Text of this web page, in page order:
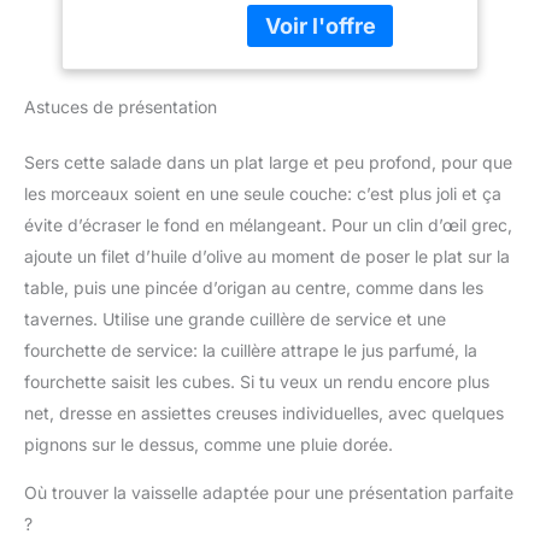
chargées; Des matériaux
durables pour des
années de tranchage
à sa conception adaptée
au lave-vaisselle, notre
presse-citron se nettoie
hygiénique. 🍋 EN ACIER
INOXYDABLE ET
ANTROUILLE – Notre
presse-citron vert est
fabriqué en acier
inoxydable de haute
qualité, résistant à la
corrosion, pour garantir
une longue durée de vie
🍋 QUALITÉ SUPÉRIEURE
– Notre presse-agrumes
matériaux de qualité et
Oranges Agrumes,
Compatible Lave-
Vaisselle (Capacité
inoxydable de qualité
alimentaire, sûr et sans
rend adapté à une
utilisation à long terme.
【Taille Du Produit】Le
diamètre de ce presse
agrumes inox est de 13,8
cm et la hauteur est de
11,5 cm. Le récipient
vous permet d'extraire
beaucoup de jus sans en
perdre une goutte.
【Portable Et Léger】
voyages, le camping ou
Astuces de présentation
Sers cette salade dans un plat large et peu profond, pour que
les morceaux soient en une seule couche: c’est plus joli et ça
évite d’écraser le fond en mélangeant. Pour un clin d’œil grec,
ajoute un filet d’huile d’olive au moment de poser le plat sur la
table, puis une pincée d’origan au centre, comme dans les
tavernes. Utilise une grande cuillère de service et une
fourchette de service: la cuillère attrape le jus parfumé, la
fourchette saisit les cubes. Si tu veux un rendu encore plus
net, dresse en assiettes creuses individuelles, avec quelques
pignons sur le dessus, comme une pluie dorée.
Où trouver la vaisselle adaptée pour une présentation parfaite
?